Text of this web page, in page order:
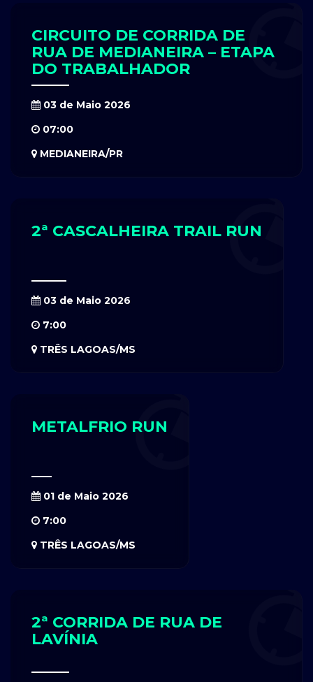
CIRCUITO DE CORRIDA DE
RUA DE MEDIANEIRA – ETAPA
DO TRABALHADOR
03 de Maio 2026
07:00
MEDIANEIRA/PR
2ª CASCALHEIRA TRAIL RUN
03 de Maio 2026
7:00
TRÊS LAGOAS/MS
METALFRIO RUN
01 de Maio 2026
7:00
TRÊS LAGOAS/MS
2ª CORRIDA DE RUA DE
LAVÍNIA